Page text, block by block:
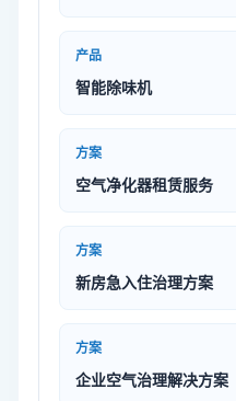
产品
智能除味机
方案
空气净化器租赁服务
方案
新房急入住治理方案
方案
企业空气治理解决方案